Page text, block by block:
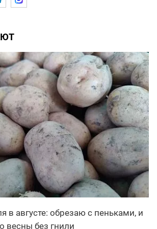
в августе: обрезаю с пеньками, и
весны без гнили